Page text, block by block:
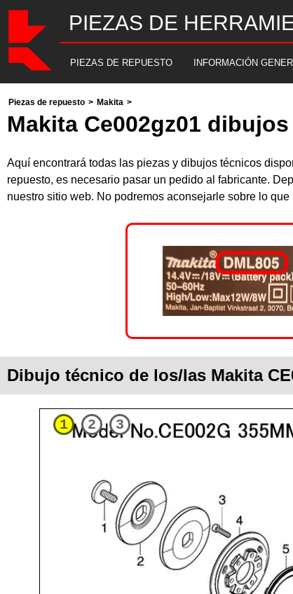
PIEZAS DE
PIEZAS DE REPUESTO INFORMACIÓN
Piezas de repuesto > Makita >
Makita Ce002gz01
Aquí encontrará todas las piezas y dibujos técnicos
repuesto, es necesario pasar un pedido al fabricante.
nuestro sitio web. No podremos aconsejarle sobre lo
Dibujo técnico de los/las Makita
1 2 3